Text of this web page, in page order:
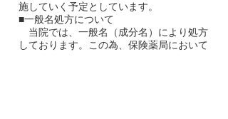
施していく予定としています。
■一般名処方について
当院では、一般名（成分名）により処方
しております。この為、保険薬局において